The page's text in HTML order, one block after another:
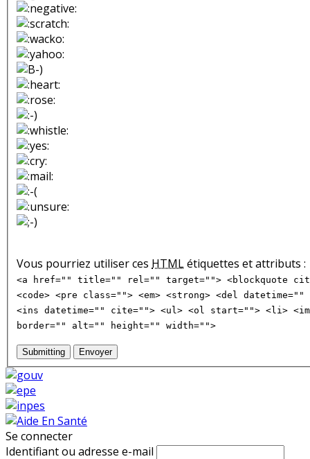
Vous pourriez utiliser ces HTMLétiquettes et attributs :
<a href="" title="" rel="" target=""> <blockquote
<code> <pre class=""> <em> <strong> <del
<ins datetime="" cite=""> <ul> <ol start=""> <li>
border="" alt="" height="" width="">
Submitting Envoyer
Se connecter
Identifiant ou adresse e-mail